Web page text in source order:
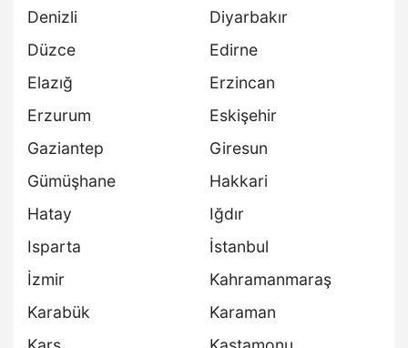
Denizli
Diyarbakır
Düzce
Edirne
Elazığ
Erzincan
Erzurum
Eskişehir
Gaziantep
Giresun
Gümüşhane
Hakkari
Hatay
Iğdır
Isparta
İstanbul
İzmir
Kahramanmaraş
Karabük
Karaman